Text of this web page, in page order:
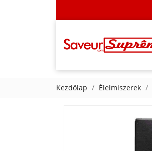
Kezdőlap Élelmiszerek